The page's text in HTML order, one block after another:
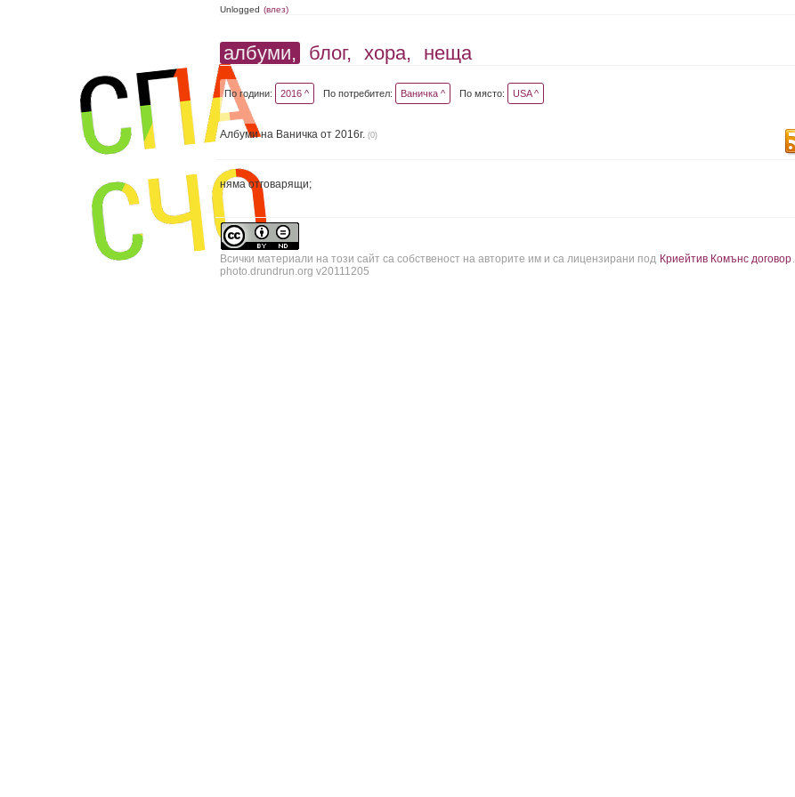
Unlogged (влез)
албуми, блог, хора, неща
По години: 2016 ^ По потребител: Ваничка ^ По място: USA ^
Албуми на Ваничка от 2016г. (0)
няма отговарящи;
Всички материали на този сайт са собственост на авторите им и са лицензирани под Криейтив Комънс договор.
photo.drundrun.org v20111205